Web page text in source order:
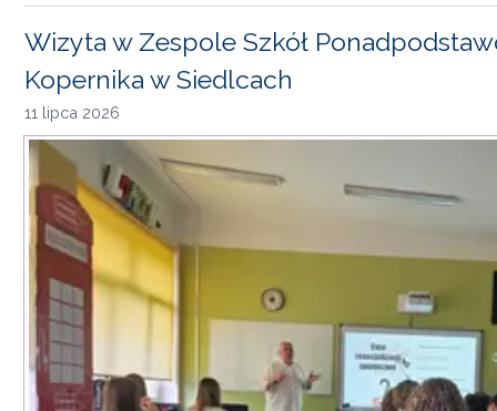
Wizyta w Zespole Szkół
Kopernika w Siedlcach
11 lipca 2026